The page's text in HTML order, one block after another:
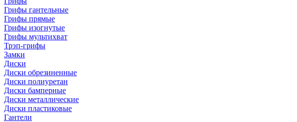
Грифы гантельные
Грифы прямые
Грифы изогнутые
Грифы мультихват
Трэп-грифы
Замки
Диски
Диски обрезиненные
Диски полиуретан
Диски бамперные
Диски металлические
Диски пластиковые
Гантели